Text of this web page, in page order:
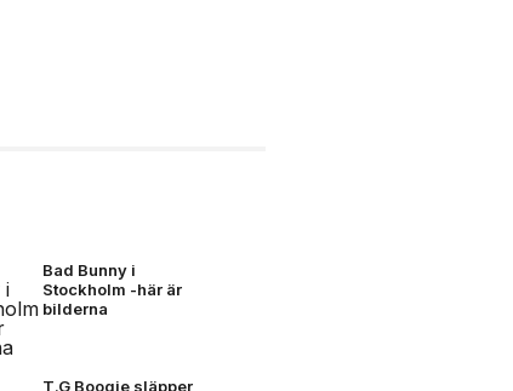
Bad Bunny i
Stockholm -här är
bilderna
T.G Boogie släpper